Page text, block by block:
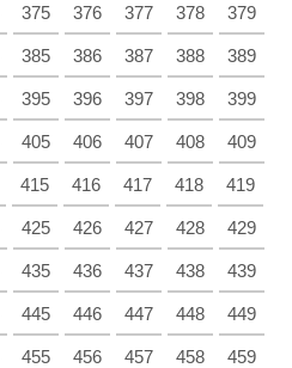
375 376 377 378 379
385 386 387 388 389
395 396 397 398 399
405 406 407 408 409
415 416 417 418 419
425 426 427 428 429
435 436 437 438 439
445 446 447 448 449
455 456 457 458 459